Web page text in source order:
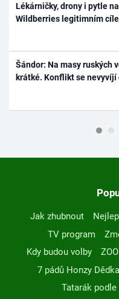
Lékárničky, drony i pytle
Wildberries legitimním
Šándor: Na masy ruských
krátké. Konflikt se nevyvíjí
Jak zhubnout
TV program
Kdy budou volby
7 pádů Honzy Dědka
Tatarák